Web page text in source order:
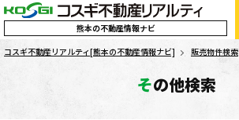
熊本の不動産情報ナビ
コスギ不動産リアルティ[熊本の不動産情報ナビ]
販売物件検索
その他検索